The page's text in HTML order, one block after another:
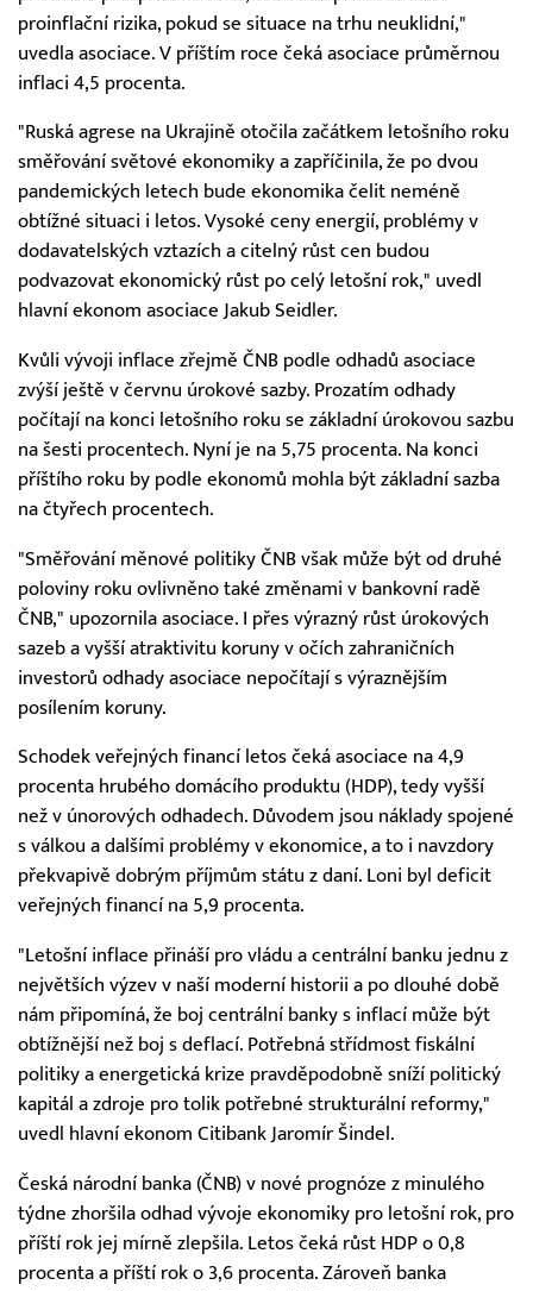
proinflační rizika, pokud se situace na trhu neuklidní,"
uvedla asociace. V příštím roce čeká asociace průměrnou
inflaci 4,5 procenta.
"Ruská agrese na Ukrajině otočila začátkem letošního roku
směřování světové ekonomiky a zapříčinila, že po dvou
pandemických letech bude ekonomika čelit neméně
obtížné situaci i letos. Vysoké ceny energií, problémy v
dodavatelských vztazích a citelný růst cen budou
podvazovat ekonomický růst po celý letošní rok," uvedl
hlavní ekonom asociace Jakub Seidler.
Kvůli vývoji inflace zřejmě ČNB podle odhadů asociace
zvýší ještě v červnu úrokové sazby. Prozatím odhady
počítají na konci letošního roku se základní úrokovou sazbu
na šesti procentech. Nyní je na 5,75 procenta. Na konci
příštího roku by podle ekonomů mohla být základní sazba
na čtyřech procentech.
"Směřování měnové politiky ČNB však může být od druhé
poloviny roku ovlivněno také změnami v bankovní radě
ČNB," upozornila asociace. I přes výrazný růst úrokových
sazeb a vyšší atraktivitu koruny v očích zahraničních
investorů odhady asociace nepočítají s výraznějším
posílením koruny.
Schodek veřejných financí letos čeká asociace na 4,9
procenta hrubého domácího produktu (HDP), tedy vyšší
než v únorových odhadech. Důvodem jsou náklady spojené
s válkou a dalšími problémy v ekonomice, a to i navzdory
překvapivě dobrým příjmům státu z daní. Loni byl deficit
veřejných financí na 5,9 procenta.
"Letošní inflace přináší pro vládu a centrální banku jednu z
největších výzev v naší moderní historii a po dlouhé době
nám připomíná, že boj centrální banky s inflací může být
obtížnější než boj s deflací. Potřebná střídmost fiskální
politiky a energetická krize pravděpodobně sníží politický
kapitál a zdroje pro tolik potřebné strukturální reformy,"
uvedl hlavní ekonom Citibank Jaromír Šindel.
Česká národní banka (ČNB) v nové prognóze z minulého
týdne zhoršila odhad vývoje ekonomiky pro letošní rok, pro
příští rok jej mírně zlepšila. Letos čeká růst HDP o 0,8
procenta a příští rok o 3,6 procenta. Zároveň banka